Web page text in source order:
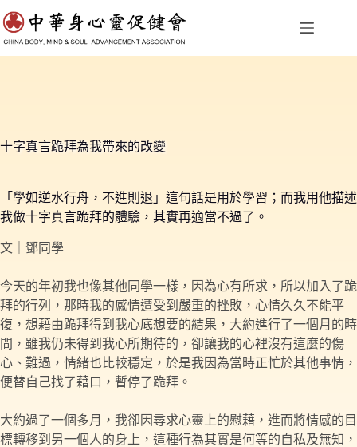
跳
至
主
十字真言跪拜為我帶來的改變
「學如逆水行舟，不進則退」這句話是用於學習；而我用他描述
我做十字真言跪拜的體驗，其實再適當不過了。
文｜鄧同學
今天的年初我也像其他同學一樣，因為心有所求，所以加入了跪
拜的行列，那時我的感情遭受到嚴重的挫敗，心情久久不能平
復，想藉由跪拜得到我心底想要的結果，大約進行了一個月的時
間，雖我仍未得到我心所期待的，卻讓我的心裡沒有這麼的傷
心、難過，情緒也比較穩定，於是我因為當時正忙於其他事情，
便替自己找了藉口，暫停了跪拜。
大約過了一個多月，我卻因尋求心靈上的慰藉，進而將情感的目
標轉移到另一個人的身上，這種行為其實是何等的自私及無知，